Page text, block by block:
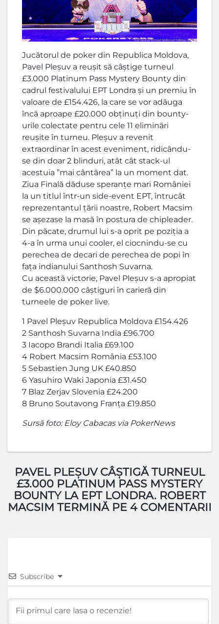
Jucătorul de poker din Republica Moldova,
Pavel Pleșuv a reușit să câștige turneul
£3.000 Platinum Pass Mystery Bounty din
cadrul festivalului EPT Londra și un premiu în
valoare de £154.426, la care se vor adăuga
încă aproape £20.000 obținuți din bounty-
urile colectate pentru cele 11 eliminări
reușite în turneu. Pleșuv a revenit
extraordinar în acest eveniment, ridicându-
se din doar 2 blinduri, atât cât stack-ul
acestuia ”mai cântărea” la un moment dat.
Ziua Finală dăduse speranțe mari României
la un titlul într-un side-event EPT, întrucât
reprezentantul țării noastre, Robert Macsim
se așezase la masă în postura de chipleader.
Din păcate, drumul lui s-a oprit pe poziția a
4-a în urma unui cooler, el ciocnindu-se cu
perechea de decari de perechea de popi în
fața indianului Santhosh Suvarna.
Cu această victorie, Pavel Pleșuv s-a apropiat
de $6.000.000 câștiguri în carieră din
turneele de poker live.
1 Pavel Pleșuv Republica Moldova £154.426
2 Santhosh Suvarna India £96.700
3 Iacopo Brandi Italia £69.100
4 Robert Macsim România £53.100
5 Sebastien Jung UK £40.850
6 Yasuhiro Waki Japonia £31.450
7 Blaz Zerjav Slovenia £24.200
8 Bruno Soutavong Franța £19.850
Sursă foto: Eloy Cabacas via PokerNews
PAVEL PLEȘUV CÂȘTIGĂ TURNEUL
£3.000 PLATINUM PASS MYSTERY
BOUNTY LA EPT LONDRA. ROBERT
MACSIM TERMINĂ PE 4 COMENTARII
Subscribe